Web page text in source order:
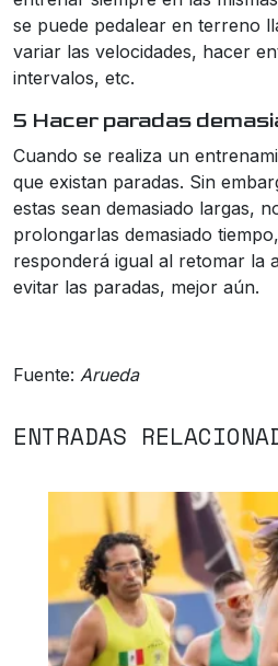
se puede pedalear en terreno
variar las velocidades, hacer
intervalos, etc.
5 Hacer paradas
Cuando se realiza un
que existan paradas. Sin
estas sean demasiado largas,
prolongarlas demasiado
responderá igual al retomar la
evitar las paradas, mejor aún.
Fuente: Arueda
ENTRADAS